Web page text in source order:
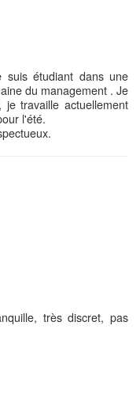
suis étudiant dans une
du management . Je
travaille actuellement
l'été.
très discret, pas